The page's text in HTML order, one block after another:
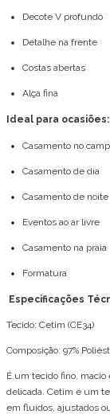
Decote V profundo
Detalhe na frente
Costas abertas
Alça fina
Ideal para ocasiões:
Casamento no
Casamento de dia
Casamento de noite
Eventos ao ar livre
Casamento na praia
Formatura
Especificações
Tecido: Cetim (CE34)
Composição: 97%
É um tecido fino,
delicada. Cetim é um
em fluídos, ajustados